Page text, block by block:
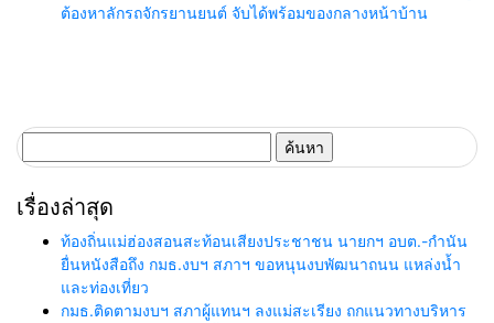
ต้องหาลักรถจักรยานยนต์ จับได้พร้อมของกลางหน้าบ้าน
สำหรับ:
เรื่องล่าสุด
ท้องถิ่นแม่ฮ่องสอนสะท้อนเสียงประชาชน นายกฯ อบต.-กำนัน
ยื่นหนังสือถึง กมธ.งบฯ สภาฯ ขอหนุนงบพัฒนาถนน แหล่งน้ำ
และท่องเที่ยว
กมธ.ติดตามงบฯ สภาผู้แทนฯ ลงแม่สะเรียง ถกแนวทางบริหาร